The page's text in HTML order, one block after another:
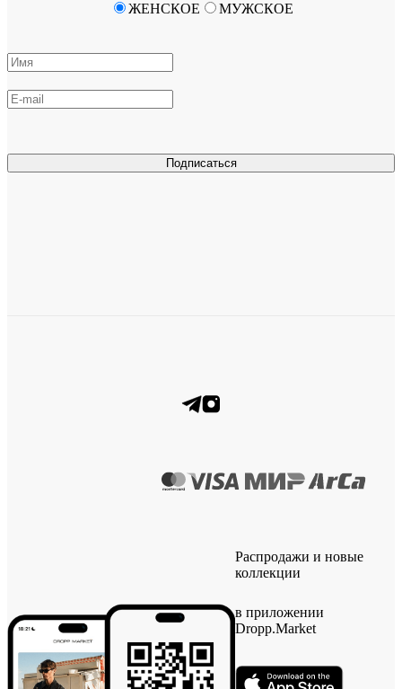
Подписаться
ЖЕНСКОЕ МУЖСКОЕ
Распродажи и новые
коллекции
в приложении
Dropp.Market